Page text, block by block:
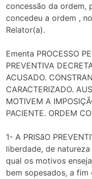
concessão da ordem,
concedeu a ordem ,
Relator(a).
Ementa PROCESSO
PREVENTIVA
ACUSADO.
CARACTERIZADO.
MOTIVEM A
PACIENTE. ORDEM
1- A PRISãO
liberdade, de
qual os motivos
bem sopesados, a